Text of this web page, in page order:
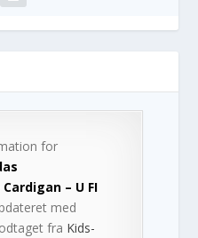
for
– U FI
med
fra Kids-